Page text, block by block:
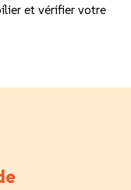
et vérifier votre